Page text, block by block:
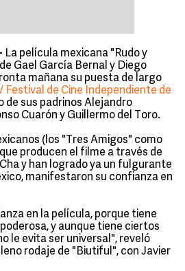
La película mexicana "Rudo y
Gael García Bernal y Diego
mañana su puesta de largo
Festival de Cine Independiente de
de sus padrinos Alejandro
Cuarón y Guillermo del Toro.
(los "Tres Amigos" como
producen el filme a través de
y han logrado ya un fulgurante
manifestaron su confianza en
en la película, porque tiene
y aunque tiene ciertos
le evita ser universal", reveló
rodaje de "Biutiful", con Javier